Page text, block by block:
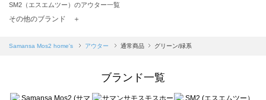
SM2（エスエムツー）のアウター一覧
TSUHARU by Samansa Mos2（ツハルバイサマンサモスモス）のアウター一覧
Samansa Mos2 blue（サマンサモスモス ブルー）のアウター一覧
sō4ū（ソウフォーユー）のアウター一覧
Te chichi（テチチ）のアウター一覧
その他のブランド ＋
Samansa Mos2 home's アウター 通常商品 グリーン/緑系
ブランド一覧